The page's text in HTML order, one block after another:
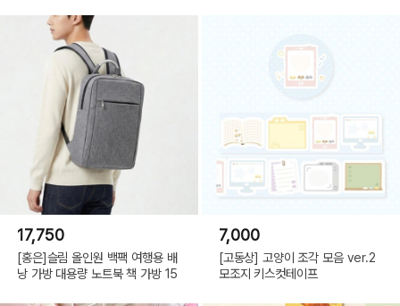
17,750
[홍은]슬림 올인원 백팩 여행용 배
낭 가방 대용량 노트북 책 가방 15
7,000
[고동상] 고양이 조각 모음 ver.2
모조지 키스컷테이프